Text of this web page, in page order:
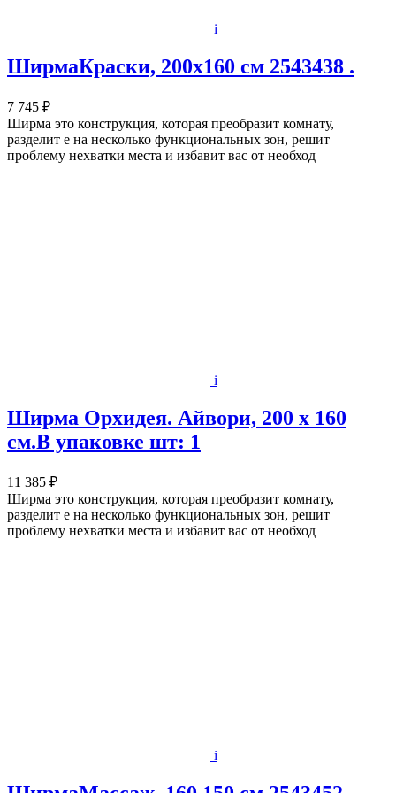
i
ШирмаКраски, 200х160 см 2543438 .
7 745 ₽
Ширма это конструкция, которая преобразит комнату,
разделит е на несколько функциональных зон, решит
проблему нехватки места и избавит вас от необход
i
Ширма Орхидея. Айвори, 200 x 160
см.В упаковке шт: 1
11 385 ₽
Ширма это конструкция, которая преобразит комнату,
разделит е на несколько функциональных зон, решит
проблему нехватки места и избавит вас от необход
i